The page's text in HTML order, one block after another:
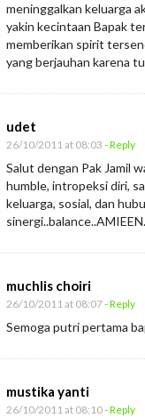
meninggalkan keluarga
yakin kecintaan Bapak
memberikan spirit
yang berjauhan karena
udet
26/10/2011 at 08:03 - Reply
Salut dengan Pak Jamil
humble, intropeksi diri,
keluarga, sosial, dan
muchlis choiri
26/10/2011 at 08:07- Reply
Semoga putri pertama
mustika yanti
26/10/2011 at 08:10- Reply